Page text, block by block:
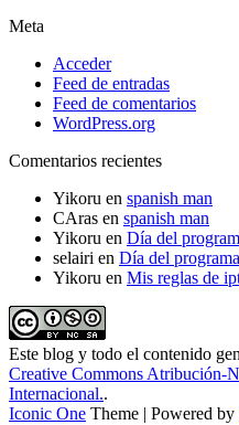
Meta
Acceder
Feed de entradas
Feed de comentarios
WordPress.org
Comentarios recientes
Yikoru en spanish man
CAras en spanish man
Yikoru en Día del
selairi en Día del
Yikoru en Mis reglas de
Este blog y todo el contenido
Creative Commons Atribución-
Internacional..
Iconic One Theme | Powered by